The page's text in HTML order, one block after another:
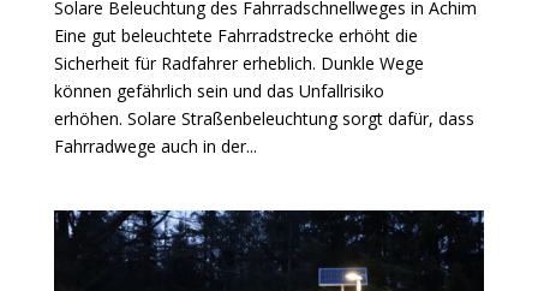
Solare Beleuchtung des Fahrradschnellweges in Achim
Eine gut beleuchtete Fahrradstrecke erhöht die
Sicherheit für Radfahrer erheblich. Dunkle Wege
können gefährlich sein und das Unfallrisiko
erhöhen. Solare Straßenbeleuchtung sorgt dafür, dass
Fahrradwege auch in der...